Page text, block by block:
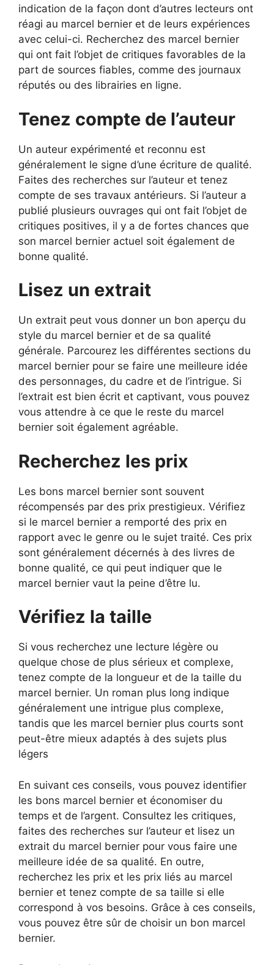
indication de la façon dont d’autres lecteurs ont
réagi au marcel bernier et de leurs expériences
avec celui-ci. Recherchez des marcel bernier
qui ont fait l’objet de critiques favorables de la
part de sources fiables, comme des journaux
réputés ou des librairies en ligne.
Tenez compte de l’auteur
Un auteur expérimenté et reconnu est
généralement le signe d’une écriture de qualité.
Faites des recherches sur l’auteur et tenez
compte de ses travaux antérieurs. Si l’auteur a
publié plusieurs ouvrages qui ont fait l’objet de
critiques positives, il y a de fortes chances que
son marcel bernier actuel soit également de
bonne qualité.
Lisez un extrait
Un extrait peut vous donner un bon aperçu du
style du marcel bernier et de sa qualité
générale. Parcourez les différentes sections du
marcel bernier pour se faire une meilleure idée
des personnages, du cadre et de l’intrigue. Si
l’extrait est bien écrit et captivant, vous pouvez
vous attendre à ce que le reste du marcel
bernier soit également agréable.
Recherchez les prix
Les bons marcel bernier sont souvent
récompensés par des prix prestigieux. Vérifiez
si le marcel bernier a remporté des prix en
rapport avec le genre ou le sujet traité. Ces prix
sont généralement décernés à des livres de
bonne qualité, ce qui peut indiquer que le
marcel bernier vaut la peine d’être lu.
Vérifiez la taille
Si vous recherchez une lecture légère ou
quelque chose de plus sérieux et complexe,
tenez compte de la longueur et de la taille du
marcel bernier. Un roman plus long indique
généralement une intrigue plus complexe,
tandis que les marcel bernier plus courts sont
peut-être mieux adaptés à des sujets plus
légers
En suivant ces conseils, vous pouvez identifier
les bons marcel bernier et économiser du
temps et de l’argent. Consultez les critiques,
faites des recherches sur l’auteur et lisez un
extrait du marcel bernier pour vous faire une
meilleure idée de sa qualité. En outre,
recherchez les prix et les prix liés au marcel
bernier et tenez compte de sa taille si elle
correspond à vos besoins. Grâce à ces conseils,
vous pouvez être sûr de choisir un bon marcel
bernier.